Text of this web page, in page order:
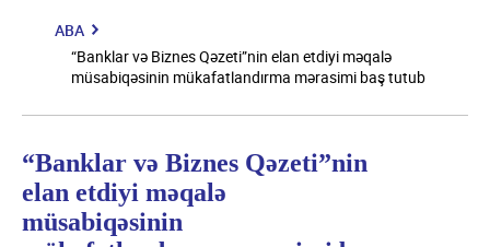
ABA
“Banklar və Biznes Qəzeti”nin elan etdiyi məqalə
müsabiqəsinin mükafatlandırma mərasimi baş tutub
“Banklar və Biznes Qəzeti”nin
elan etdiyi məqalə
müsabiqəsinin
ABA haqqında
Dəyərlərimiz
Üzvlərimiz
Qanunlar
Azərbaycan Respublikası Prezidentinin aktları
Nazirlər Kabinetinin aktları
Ekspert qrupları
Hüquqi məsələlər
Ümumi məlumat
İT və İT təhlükəsizlik
Tədbirlər